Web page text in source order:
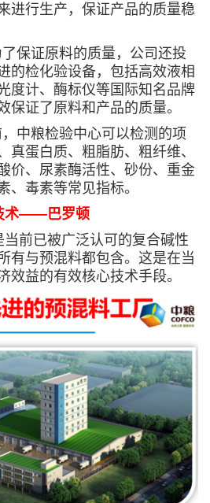
进行生产，保证产品的质量稳
保证原料的质量，公司还投
的检化验设备，包括高效液相
度计、酶标仪等国际知名品牌
保证了原料和产品的质量。
中粮检验中心可以检测的项
真蛋白质、粗脂肪、粗纤维、
价、尿素酶活性、砂份、重金
、毒素等常见指标。
术——巴罗顿
前已被广泛认可的复合碱性
有与预混料都包含。这是在当
效益的有效核心技术手段。